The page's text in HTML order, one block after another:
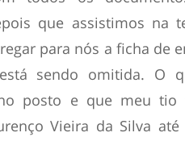
que assistimos na
para nós a ficha de
sendo omitida. O
posto e que meu tio
Vieira da Silva